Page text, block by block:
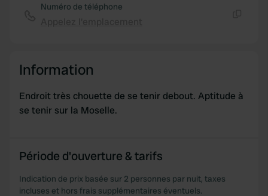
Numéro de téléphone
Information
Endroit très chouette de se tenir debout. Aptitude à
se tenir sur la Moselle.
Période d'ouverture & tarifs
Indication de prix basée sur 2 personnes par nuit, taxes
incluses et hors frais supplémentaires éventuels.